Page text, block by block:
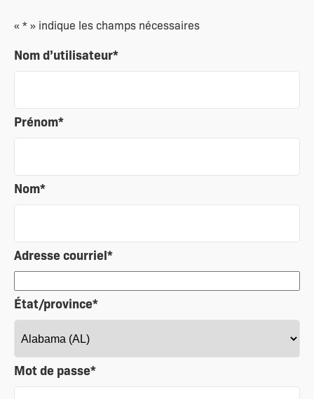
« *» indique les champs nécessaires
Nom d’utilisateur*
Prénom*
Nom*
Adresse courriel*
État/province*
Mot de passe*